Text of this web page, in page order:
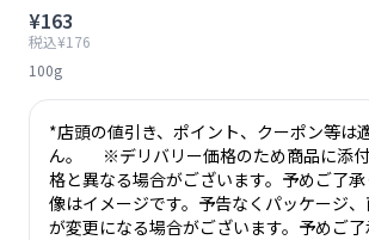
¥163
税込¥176
100g
*店頭の値引き、ポイント、クーポン等は
ん。 ※デリバリー価格のため商品に添
格と異なる場合がございます。予めご了
像はイメージです。予告なくパッケージ
が変更になる場合がございます。予めご了